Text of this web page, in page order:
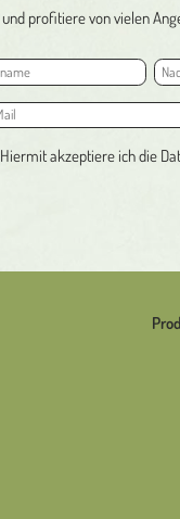
und profitiere von vielen
Hiermit akzeptiere ich die